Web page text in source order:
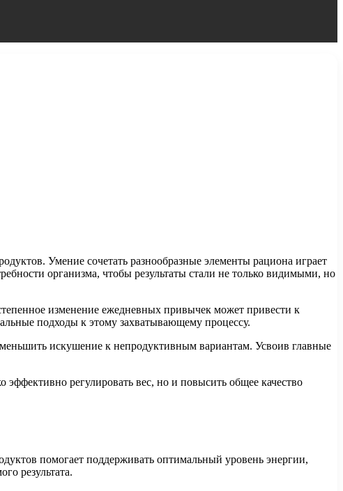
Умение сочетать разнообразные элементы рациона играет
организма, чтобы результаты стали не только видимыми, но
изменение ежедневных привычек может привести к
подходы к этому захватывающему процессу.
искушение к непродуктивным вариантам. Усвоив главные
регулировать вес, но и повысить общее качество
помогает поддерживать оптимальный уровень энергии,
результата.